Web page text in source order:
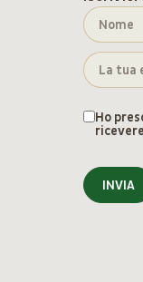
Ho
INVIA